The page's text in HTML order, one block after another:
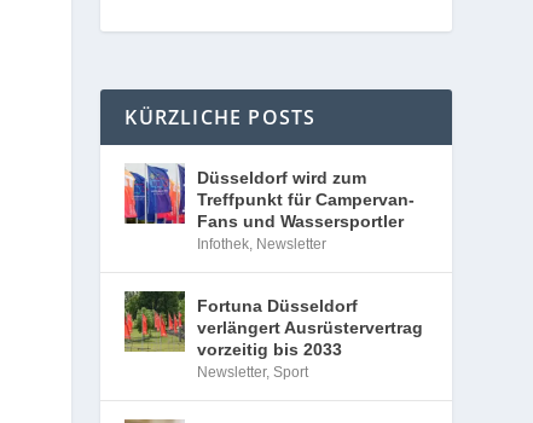
KÜRZLICHE POSTS
Düsseldorf wird zum
Treffpunkt für Campervan-
Fans und Wassersportler
Infothek, Newsletter
Fortuna Düsseldorf
verlängert Ausrüstervertrag
vorzeitig bis 2033
Newsletter,Sport